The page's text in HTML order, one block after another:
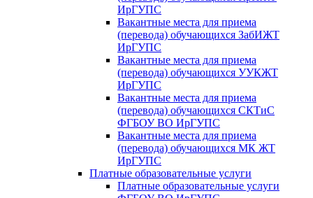
ИрГУПС
Вакантные места для приема
(перевода) обучающихся ЗабИЖТ
ИрГУПС
Вакантные места для приема
(перевода) обучающихся УУКЖТ
ИрГУПС
Вакантные места для приема
(перевода) обучающихся СКТиС
ФГБОУ ВО ИрГУПС
Вакантные места для приема
(перевода) обучающихся МК ЖТ
ИрГУПС
Платные образовательные услуги
Платные образовательные услуги